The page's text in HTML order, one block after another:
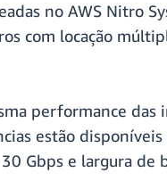
no AWS Nitro
com locação
performance das
estão
Gbps e largura de